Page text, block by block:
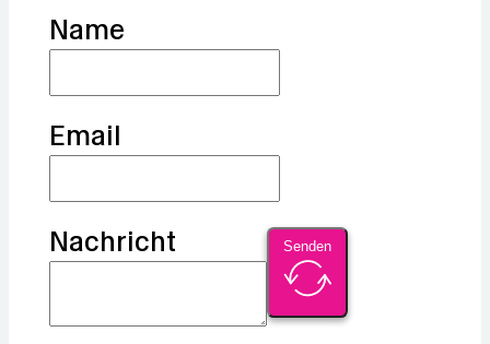
Name
Email
Nachricht Senden